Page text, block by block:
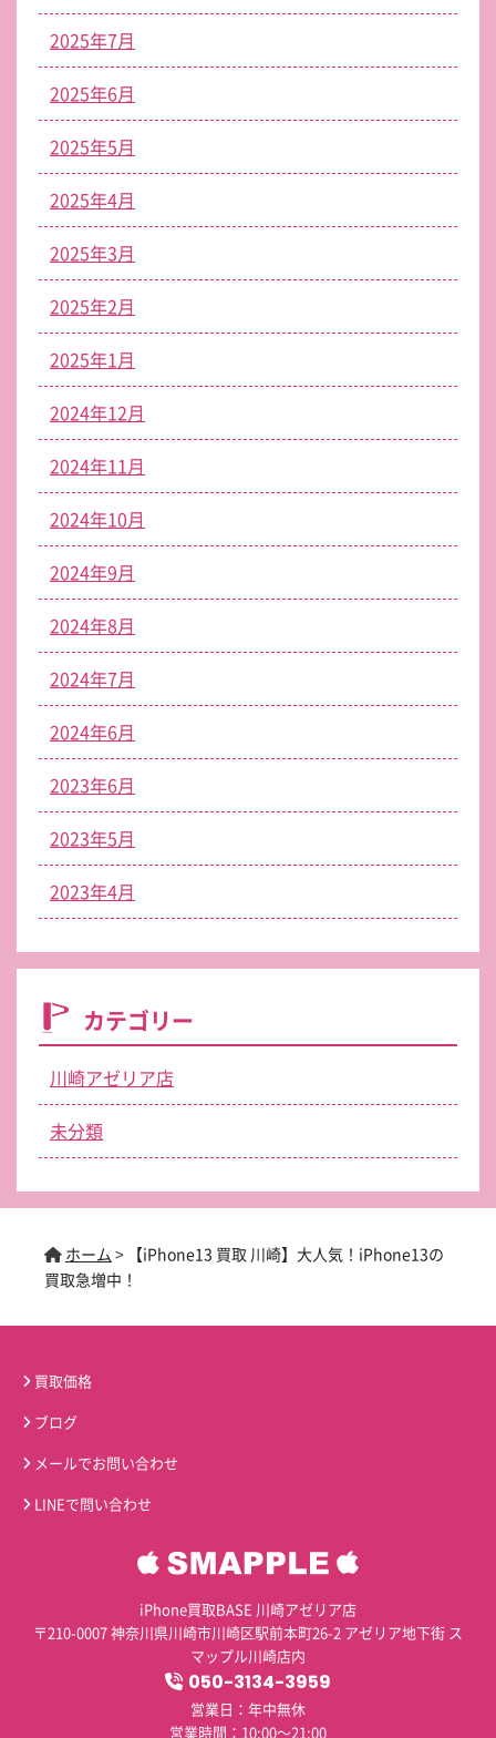
2025年7月
2025年6月
2025年5月
2025年4月
2025年3月
2025年2月
2025年1月
2024年12月
2024年11月
2024年10月
2024年9月
2024年8月
2024年7月
2024年6月
2023年6月
2023年5月
2023年4月
カテゴリー
川崎アゼリア店
未分類
ホーム > 【iPhone13 買取 川崎】大人気！iPhone13の
買取急増中！
買取価格
ブログ
メールでお問い合わせ
LINEで問い合わせ
iPhone買取BASE 川崎アゼリア店
〒210-0007 神奈川県川崎市川崎区駅前本町26-2 アゼリア地下街 ス
マップル川崎店内
050-3134-3959
営業日：年中無休
営業時間：10:00～21:00